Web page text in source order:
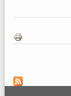
Pages